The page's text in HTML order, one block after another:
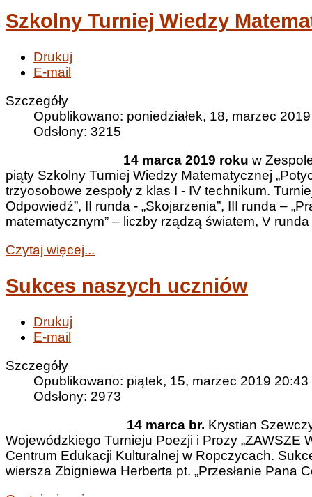
Szkolny Turniej Wiedzy
Drukuj
E-mail
Szczegóły
Opublikowano: poniedziałek, 18, marzec
Odsłony: 3215
14 marca 2019 roku w
piąty Szkolny Turniej Wiedzy Matematycznej
trzyosobowe zespoły z klas I - IV technikum.
Odpowiedź”, II runda - „Skojarzenia”, III runda –
matematycznym” – liczby rządzą światem, V
Czytaj więcej...
Sukces naszych uczniów
Drukuj
E-mail
Szczegóły
Opublikowano: piątek, 15, marzec 2019 20:43
Odsłony: 2973
14 marca br. Krystian
Wojewódzkiego Turnieju Poezji i Prozy „ZAWSZE
Centrum Edukacji Kulturalnej w Ropczycach.
wiersza Zbigniewa Herberta pt. „Przesłanie Pana